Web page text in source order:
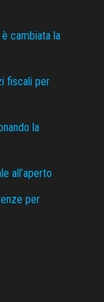
è cambiata la
fiscali per
la
all’aperto
per